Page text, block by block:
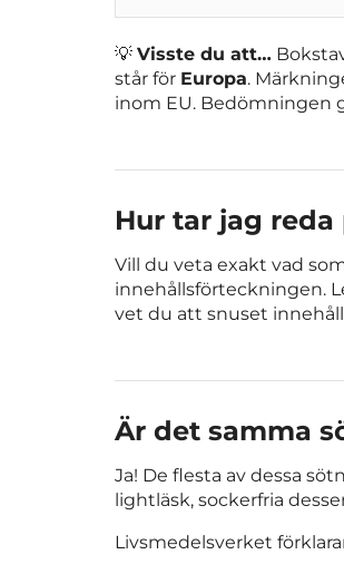
💡 Visste du att…
står för Europa.
inom EU. Bedömningen
Hur tar jag
Vill du veta exakt vad
innehållsförteckningen.
vet du att snuset
Är det samma
Ja! De flesta av dessa
lightläsk, sockerfria
Livsmedelsverket